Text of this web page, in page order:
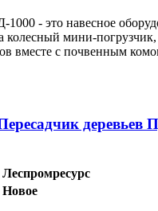
- это навесное
колесный мини-
вместе с почвенным
деревьев
Леспромресурс
Новое